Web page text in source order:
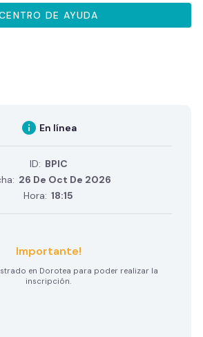
DE AYUDA
info En línea
ID: BPIC
26 De Oct De 2026
Hora: 18:15
Importante!
en Dorotea para poder realizar la
inscripción.